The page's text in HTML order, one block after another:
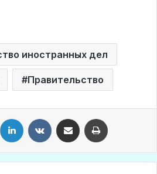
иностранных дел
Правительство